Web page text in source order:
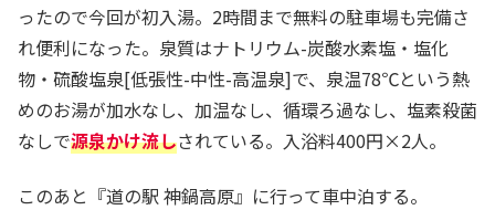
ったので今回が初入湯。2時間まで無料の駐車場も完備さ
れ便利になった。泉質はナトリウム-炭酸水素塩・塩化
物・硫酸塩泉[低張性-中性-高温泉]で、泉温78℃という熱
めのお湯が加水なし、加温なし、循環ろ過なし、塩素殺菌
なしで源泉かけ流しされている。入浴料400円×2人。
このあと『道の駅 神鍋高原』に行って車中泊する。